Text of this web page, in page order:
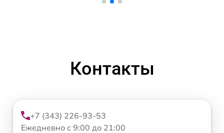
Контакты
+7 (343) 226-93-53
Ежедневно с 9:00 до 21:00